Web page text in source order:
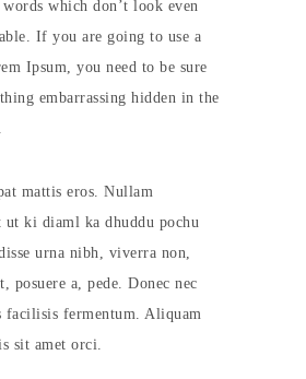
which don’t look even
If you are going to use a
Ipsum, you need to be sure
embarrassing hidden in the
mattis eros. Nullam
ut ki diaml ka dhuddu pochu
urna nibh, viverra non,
posuere a, pede. Donec nec
facilisis fermentum. Aliquam
sit amet orci.